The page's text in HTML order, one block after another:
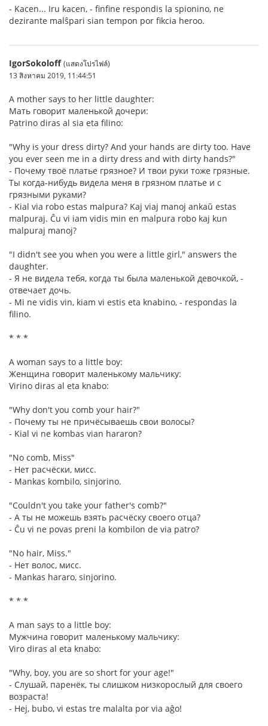
- Kacen... Iru kacen, - finfine respondis la spionino, ne
dezirante malŝpari sian tempon por fikcia heroo.
IgorSokoloff (แสดงโปรไฟล์)
13 สิงหาคม 2019, 11:44:51
A mother says to her little daughter:
Мать говорит маленькой дочери:
Patrino diras al sia eta filino:
"Why is your dress dirty? And your hands are dirty too. Have
you ever seen me in a dirty dress and with dirty hands?"
- Почему твоё платье грязное? И твои руки тоже грязные.
Ты когда-нибудь видела меня в грязном платье и с
грязными руками?
- Kial via robo estas malpura? Kaj viaj manoj ankaŭ estas
malpuraj. Ĉu vi iam vidis min en malpura robo kaj kun
malpuraj manoj?
"I didn't see you when you were a little girl," answers the
daughter.
- Я не видела тебя, когда ты была маленькой девочкой, -
отвечает дочь.
- Mi ne vidis vin, kiam vi estis eta knabino, - respondas la
filino.
* * *
A woman says to a little boy:
Женщина говорит маленькому мальчику:
Virino diras al eta knabo:
"Why don't you comb your hair?"
- Почему ты не причёсываешь свои волосы?
- Kial vi ne kombas vian hararon?
"No comb, Miss"
- Нет расчёски, мисс.
- Mankas kombilo, sinjorino.
"Couldn't you take your father's comb?"
- А ты не можешь взять расчёску своего отца?
- Ĉu vi ne povas preni la kombilon de via patro?
"No hair, Miss."
- Нет волос, мисс.
- Mankas hararo, sinjorino.
* * *
A man says to a little boy:
Мужчина говорит маленькому мальчику:
Viro diras al eta knabo:
"Why, boy, you are so short for your age!"
- Слушай, паренёк, ты слишком низкорослый для своего
возраста!
- Hej, bubo, vi estas tre malalta por via aĝo!